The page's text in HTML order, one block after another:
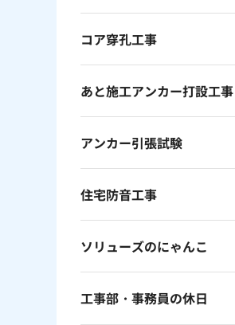
コア穿孔工事
あと施工アンカー打設工事
アンカー引張試験
住宅防音工事
ソリューズのにゃんこ
工事部・事務員の休日